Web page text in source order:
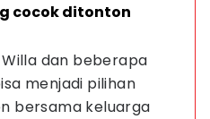
cocok ditonton
dan beberapa
menjadi pilihan
bersama keluarga